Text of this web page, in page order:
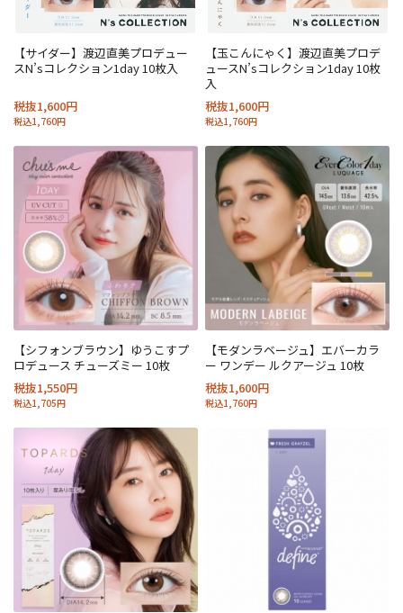
【サイダー】渡辺直美プロデュー
スN’sコレクション1day 10枚入
税抜1,600円
税込1,760円
【玉こんにゃく】渡辺直美プロデ
ュースN’sコレクション1day 10枚
入
税抜1,600円
税込1,760円
【シフォンブラウン】ゆうこすプ
ロデュース チューズミー 10枚
税抜1,550円
税込1,705円
【モダンラベージュ】エバーカラ
ー ワンデー ルクアージュ 10枚
税抜1,600円
税込1,760円